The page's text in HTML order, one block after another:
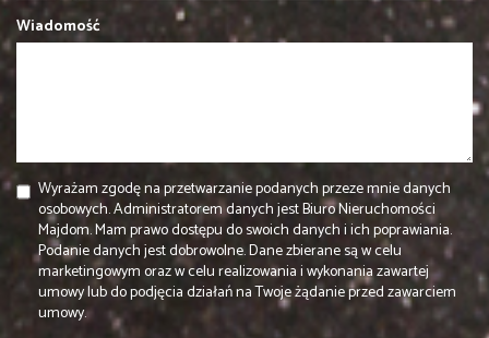
Wiadomość
Wyrażam zgodę na przetwarzanie podanych przeze mnie danych
osobowych. Administratorem danych jest Biuro Nieruchomości
Majdom. Mam prawo dostępu do swoich danych i ich poprawiania.
Podanie danych jest dobrowolne. Dane zbierane są w celu
marketingowym oraz w celu realizowania i wykonania zawartej
umowy lub do podjęcia działań na Twoje żądanie przed zawarciem
umowy.